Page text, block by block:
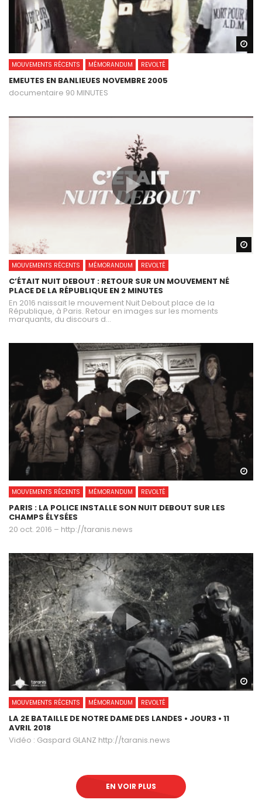
MOUVEMENTS RÉCENTS MÉMORANDUM REVOLTÉ
EMEUTES EN BANLIEUES NOVEMBRE 2005
documentaire 90 MINUTES
MOUVEMENTS RÉCENTS MÉMORANDUM REVOLTÉ
C’ÉTAIT NUIT DEBOUT : RETOUR SUR UN MOUVEMENT NÉ
PLACE DE LA RÉPUBLIQUE EN 2 MINUTES
En 2016 naissait le mouvement Nuit Debout place de la
République, à Paris. Retour en images sur les moments
marquants, du discours d...
MOUVEMENTS RÉCENTS MÉMORANDUM REVOLTÉ
PARIS : LA POLICE INSTALLE SON NUIT DEBOUT SUR LES
CHAMPS ÉLYSÉES
20 oct. 2016 – http://taranis.news
MOUVEMENTS RÉCENTS MÉMORANDUM REVOLTÉ
LA 2E BATAILLE DE NOTRE DAME DES LANDES • JOUR3 • 11
AVRIL 2018
Vidéo : Gaspard GLANZ http://taranis.news
EN VOIR PLUS